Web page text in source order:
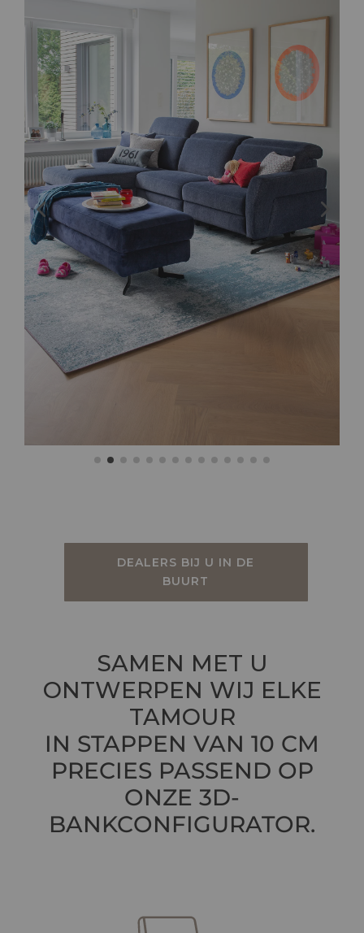
DEALERS BIJ U IN DE
BUURT
SAMEN MET U
ONTWERPEN WIJ ELKE
TAMOUR
IN STAPPEN VAN 10 CM
PRECIES PASSEND OP
ONZE 3D-
BANKCONFIGURATOR.